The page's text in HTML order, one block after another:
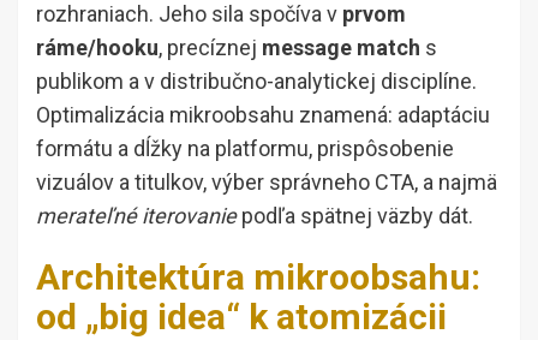
rozhraniach. Jeho sila spočíva v prvom
ráme/hooku, precíznej message match s
publikom a v distribučno-analytickej disciplíne.
Optimalizácia mikroobsahu znamená: adaptáciu
formátu a dĺžky na platformu, prispôsobenie
vizuálov a titulkov, výber správneho CTA, a najmä
merateľné iterovaniepodľa spätnej väzby dát.
Architektúra mikroobsahu:
od „big idea“ k atomizácii